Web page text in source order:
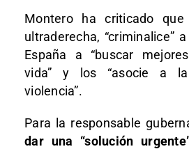
Montero ha criticado
ultraderecha, “criminalice”
España a “buscar
vida” y los “asocie a
violencia”.
Para la responsable
dar una “solución